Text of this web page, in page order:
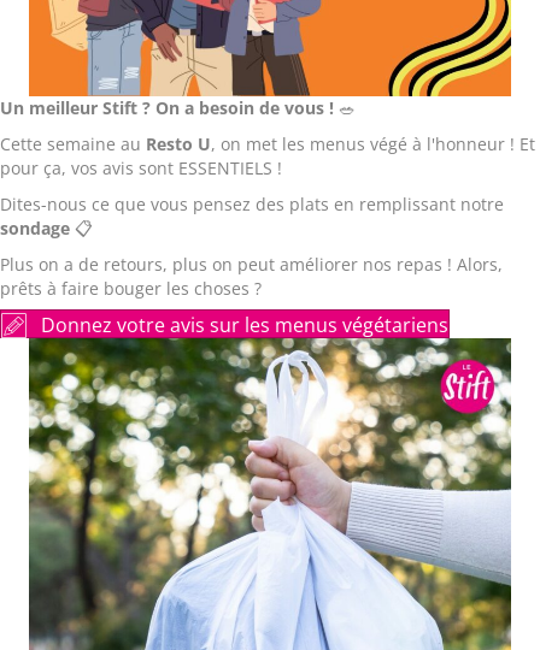
Un meilleur Stift ? On a besoin de vous ! 🥗
Cette semaine au Resto U, on met les menus végé à l'honneur ! Et
pour ça, vos avis sont ESSENTIELS !
Dites-nous ce que vous pensez des plats en remplissant notre
sondage 📋
Plus on a de retours, plus on peut améliorer nos repas ! Alors,
prêts à faire bouger les choses ?
Donnez votre avis sur les menus végétariens